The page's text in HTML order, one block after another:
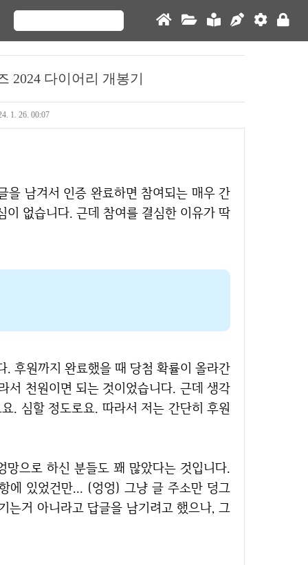
2024 다이어리 개봉기
1. 26. 00:07
없습니다. 근데 참여를 결심한 이유가 딱
서 천원이면 되는 것이었습니다. 근데 생각
. 심할 정도로요. 따라서 저는 간단히 후원
에 있었건만... (엉엉) 그냥 글 주소만 덩그
는거 아니라고 답글을 남기려고 했으나, 그